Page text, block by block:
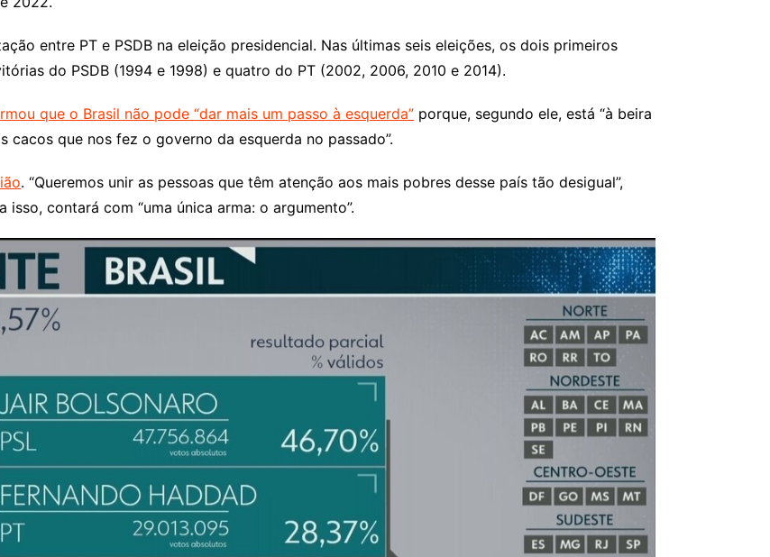
entre PT e PSDB na eleição presidencial. Nas últimas seis eleições, os dois primeiros
do PSDB (1994 e 1998) e quatro do PT (2002, 2006, 2010 e 2014).
que o Brasil não pode “dar mais um passo à esquerda” porque, segundo ele, está “à beira
cacos que nos fez o governo da esquerda no passado”.
. “Queremos unir as pessoas que têm atenção aos mais pobres desse país tão desigual”,
contará com “uma única arma: o argumento”.